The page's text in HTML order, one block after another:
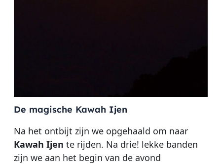
De magische Kawah Ijen
Na het ontbijt zijn we opgehaald om naar
Kawah Ijen te rijden. Na drie! lekke banden
zijn we aan het begin van de avond